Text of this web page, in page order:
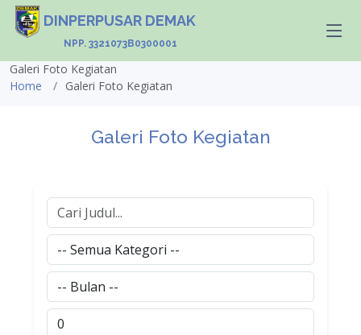
DINPERPUSAR DEMAK
NPP. 3321073B0300001
Galeri Foto Kegiatan
Home
Galeri Foto Kegiatan
Galeri Foto Kegiatan